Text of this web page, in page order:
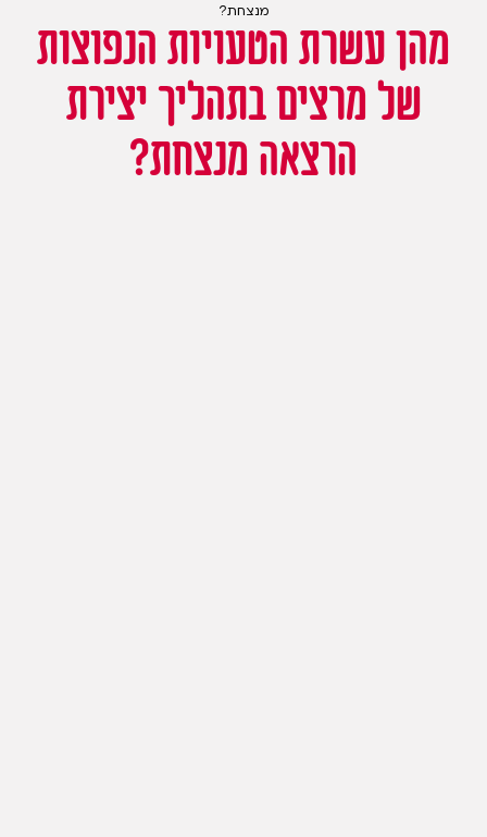
מנצחת?
מהן עשרת הטעויות הנפוצות
של מרצים בתהליך יצירת
הרצאה מנצחת?